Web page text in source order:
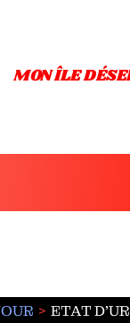
MON ÎLE
ETAT